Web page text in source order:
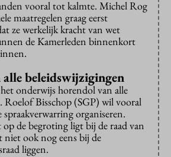
vooral tot kalmte. Michel Rog
maatregelen graag eerst
ze werkelijk kracht van wet
de Kamerleden binnenkort
beleidswijzigingen
onderwijs horendol van alle
Roelof Bisschop (SGP) wil vooral
spraakverwarring organiseren.
de begroting ligt bij de raad van
ook nog eens bij de
liggen.